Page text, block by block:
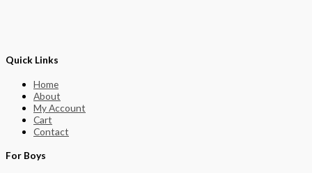
Quick Links
Home
About
My Account
Cart
Contact
For Boys